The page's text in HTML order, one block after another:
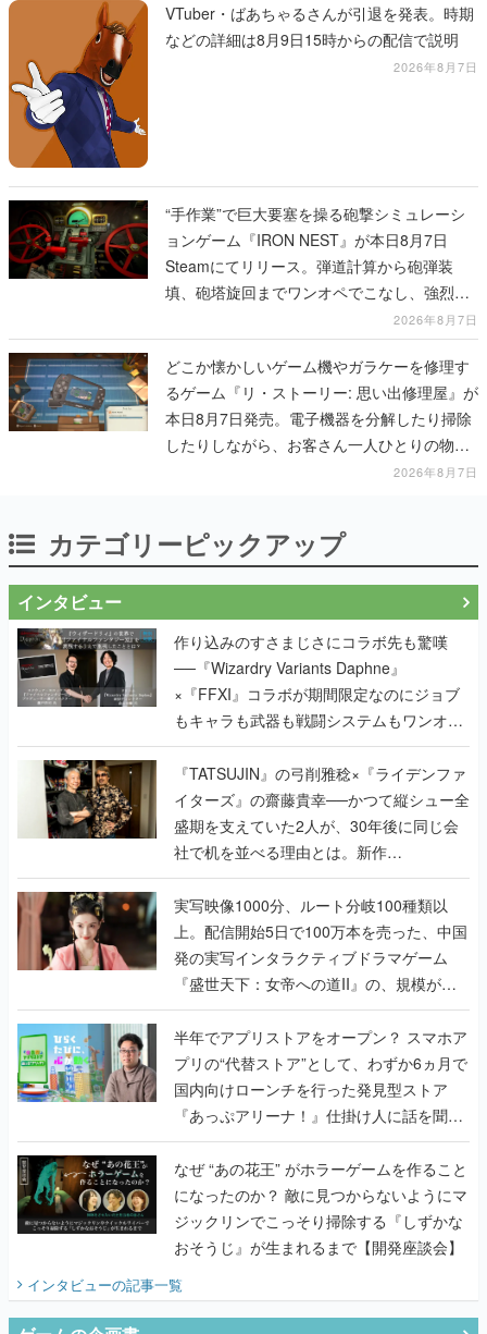
VTuber・ばあちゃるさんが引退を発表。時期
などの詳細は8月9日15時からの配信で説明
2026年8月7日
“手作業”で巨大要塞を操る砲撃シミュレーシ
ョンゲーム『IRON NEST』が本日8月7日
Steamにてリリース。弾道計算から砲弾装
填、砲塔旋回までワンオペでこなし、強烈な
一撃をブチかませるロマンある作品2026年8月7日
どこか懐かしいゲーム機やガラケーを修理す
るゲーム『リ・ストーリー: 思い出修理屋』が
本日8月7日発売。電子機器を分解したり掃除
したりしながら、お客さん一人ひとりの物語
2026年8月7日
カテゴリーピックアップ
インタビュー
作り込みのすさまじさにコラボ先も驚嘆
──『Wizardry Variants Daphne』
×『FFXI』コラボが期間限定なのにジョブ
もキャラも武器も戦闘システムもワンオフ
で作り込まれた理由を両ディレクターに聞
く
『TATSUJIN』の弓削雅稔×『ライデンファ
イターズ』の齋藤貴幸──かつて縦シュー全
盛期を支えていた2人が、30年後に同じ会
社で机を並べる理由とは。新作
『TATSUJIN EXTREME』で初タッグを組
んだレジェンド2人に訊く開発秘話
実写映像1000分、ルート分岐100種類以
上。配信開始5日で100万本を売った、中国
発の実写インタラクティブドラマゲーム
『盛世天下：女帝への道II』の、規模が違
うこだわりをプロデューサーに聞いた
半年でアプリストアをオープン？ スマホア
プリの“代替ストア”として、わずか6ヵ月で
国内向けローンチを行った発見型ストア
『あっぷアリーナ！』仕掛け人に話を聞い
てみた
なぜ “あの花王” がホラーゲームを作ること
になったのか？ 敵に見つからないようにマ
ジックリンでこっそり掃除する『しずかな
おそうじ』が生まれるまで【開発座談会】
インタビューの記事一覧